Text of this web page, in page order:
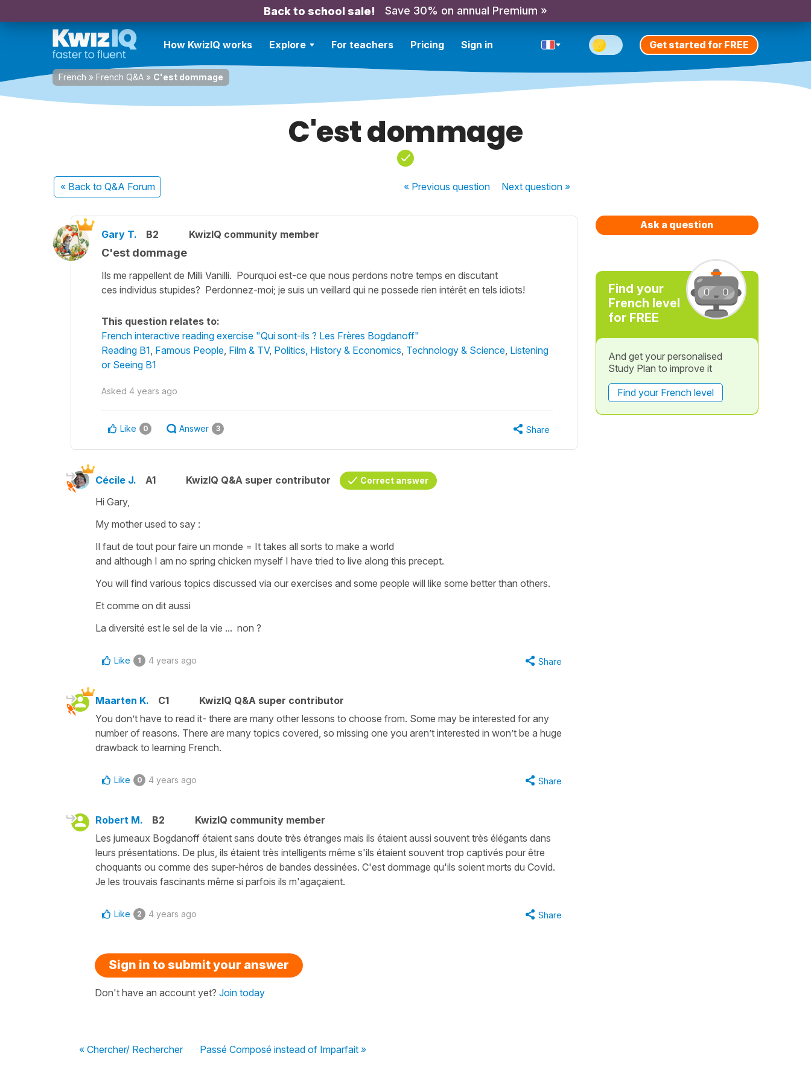
Back to school sale! Save 30% on annual Premium »
How KwizIQ works Explore For teachers Pricing Sign in Get started for FREE
French » French Q&A » C'est dommage
C'est dommage
« Back to Q&A Forum « Previousquestion Nextquestion »
Gary T. B2 KwizIQ community member
C'est dommage
Ils me rappellent de Milli Vanilli. Pourquoi est-ce que nous perdons notre temps en discutant
ces individus stupides? Perdonnez-moi; je suis un veillard qui ne possede rien intérêt en tels idiots!
This question relates to:
French interactive reading exercise "Qui sont-ils ? Les Frères Bogdanoff"
Reading B1 Famous People Film & TV, Politics, History & Economics Technology & Science Listening
or Seeing B1
Asked 4 years ago
Like 0 Answer 3 Share
Cécile J. A1 KwizIQ Q&A super contributor Correct answer
Hi Gary,
My mother used to say :
Il faut de tout pour faire un monde = It takes all sorts to make a world
and although I am no spring chicken myself I have tried to live along this precept.
You will find various topics discussed via our exercises and some people will like some better than others.
Et comme on dit aussi
La diversité est le sel de la vie ... non ?
Like 1 4 years ago Share
Maarten K. C1
KwizIQ Q&A super contributor
You don’t have to read it- there are many other lessons to choose from. Some may be interested for any
number of reasons. There are many topics covered, so missing one you aren’t interested in won’t be a huge
drawback to learning French.
Like 0 4 years ago Share
Robert M. B2
KwizIQ community member
Les jumeaux Bogdanoff étaient sans doute très étranges mais ils étaient aussi souvent très élégants dans
leurs présentations. De plus, ils étaient très intelligents même s'ils étaient souvent trop captivés pour être
choquants ou comme des super-héros de bandes dessinées. C'est dommage qu'ils soient morts du Covid.
Je les trouvais fascinants même si parfois ils m'agaçaient.
Like 2 4 years ago Share
Sign in to submit your answer
Don't have an account yet? Join today
« Chercher/ Rechercher Passé Composé instead of Imparfait »
Ask a question
Find your
French level
for FREE
And get your personalised
Study Plan to improve it
Find your French level